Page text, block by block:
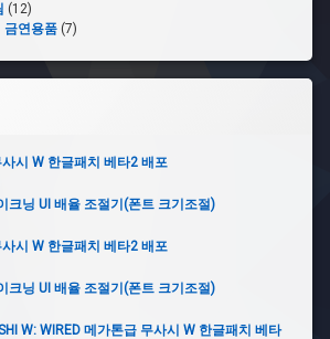
(12)
금연용품(7)
시 W 한글패치 베타2 배포
크닝 UI 배율 조절기(폰트 크기조절)
시 W 한글패치 베타2 배포
크닝 UI 배율 조절기(폰트 크기조절)
W: WIRED 메가톤급 무사시 W 한글패치 베타